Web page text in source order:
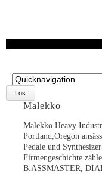
Zielseite
Malekko
Malekko Heavy
Portland,Oregon
Pedale und
Firmengeschichte
B:ASSMASTER,